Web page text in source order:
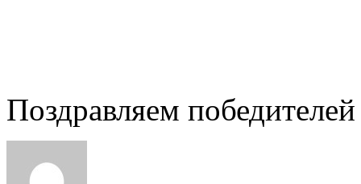
Поздравляем